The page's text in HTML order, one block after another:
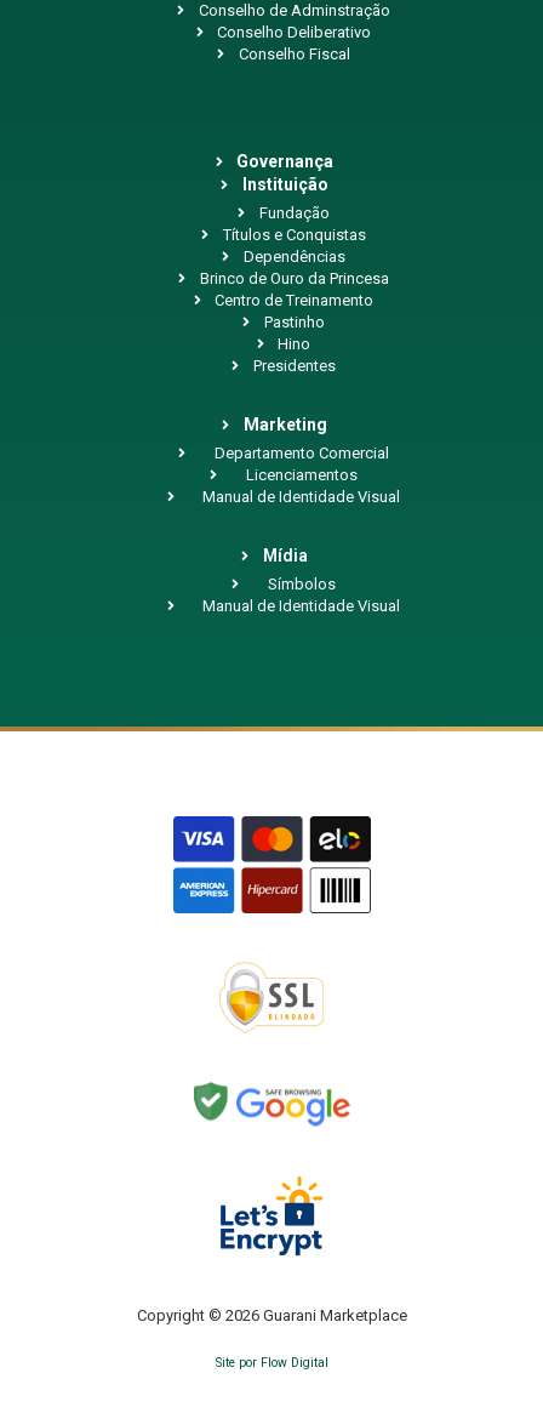
Conselho de Adminstração
Conselho Deliberativo
Conselho Fiscal
Governança
Instituição
Fundação
Títulos e Conquistas
Dependências
Brinco de Ouro da Princesa
Centro de Treinamento
Pastinho
Hino
Presidentes
Marketing
Departamento Comercial
Licenciamentos
Manual de Identidade Visual
Mídia
Símbolos
Manual de Identidade Visual
Copyright © 2026 Guarani Marketplace
Site por Flow Digital